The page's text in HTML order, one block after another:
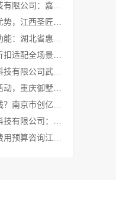
同城快装（湖北）科技有限公司武昌装修，拎包入住智能家装
本地别墅建造优惠活动，重庆御墅建筑材料有限公司抗震防风设计